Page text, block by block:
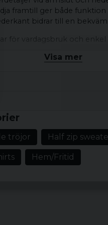
framtill ger både
bidrar till en
för vardagsbruk och enkel
nederkant,
(tyg 1), 100%
XXL, 3XL, 4XL, 5XL
Visa mer
tröjor Half zip
Hem/Fritid